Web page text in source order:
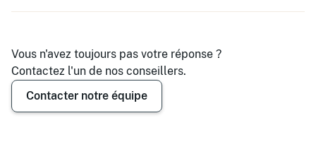
Vous n'avez toujours pas votre réponse ?
Contactez l'un de nos conseillers.
Contacter notre équipe